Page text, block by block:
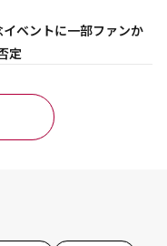
ベントに一部ファンか
定